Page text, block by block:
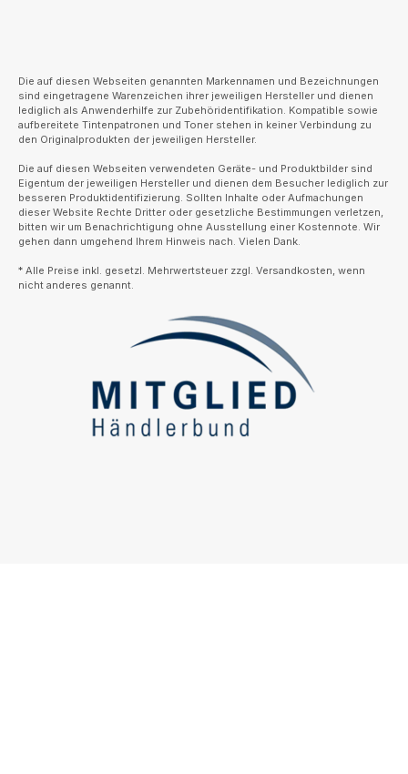
Die auf diesen Webseiten genannten Markennamen und Bezeichnungen
sind eingetragene Warenzeichen ihrer jeweiligen Hersteller und dienen
lediglich als Anwenderhilfe zur Zubehöridentifikation. Kompatible sowie
aufbereitete Tintenpatronen und Toner stehen in keiner Verbindung zu
den Originalprodukten der jeweiligen Hersteller.
Die auf diesen Webseiten verwendeten Geräte- und Produktbilder sind
Eigentum der jeweiligen Hersteller und dienen dem Besucher lediglich zur
besseren Produktidentifizierung. Sollten Inhalte oder Aufmachungen
dieser Website Rechte Dritter oder gesetzliche Bestimmungen verletzen,
bitten wir um Benachrichtigung ohne Ausstellung einer Kostennote. Wir
gehen dann umgehend Ihrem Hinweis nach. Vielen Dank.
* Alle Preise inkl. gesetzl. Mehrwertsteuer zzgl. Versandkosten, wenn
nicht anderes genannt.